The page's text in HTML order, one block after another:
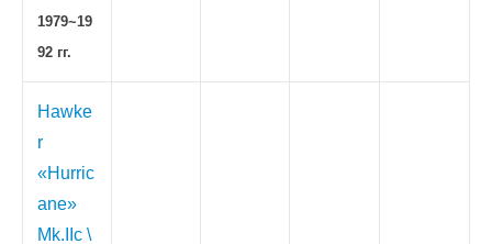
1979~19
92 гг.
Hawke
r
«Hurric
ane»
Mk.IIc \